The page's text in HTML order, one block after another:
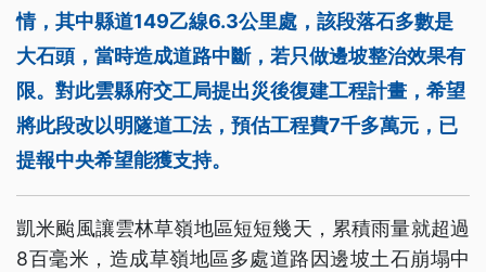
情，其中縣道149乙線6.3公里處，該段落石多數是
大石頭，當時造成道路中斷，若只做邊坡整治效果有
限。對此雲縣府交工局提出災後復建工程計畫，希望
將此段改以明隧道工法，預估工程費7千多萬元，已
提報中央希望能獲支持。
凱米颱風讓雲林草嶺地區短短幾天，累積雨量就超過
8百毫米，造成草嶺地區多處道路因邊坡土石崩塌中